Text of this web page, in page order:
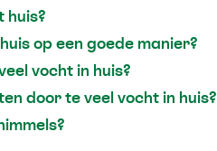
huis?
op een goede manier?
vocht in huis?
door te veel vocht in huis?